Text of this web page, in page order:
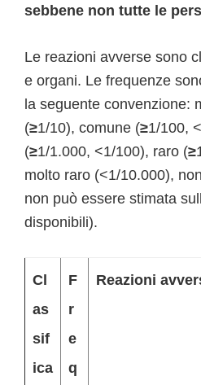
sebbene non tutte le
Le reazioni avverse sono
e organi. Le frequenze
la seguente convenzione:
(≥1/10), comune (≥1/100,
(≥1/1.000, <1/100), raro (≥
molto raro (<1/10.000),
non può essere stimata
disponibili).
Cl
as
sif
ica
F
r
e
q
Reazioni